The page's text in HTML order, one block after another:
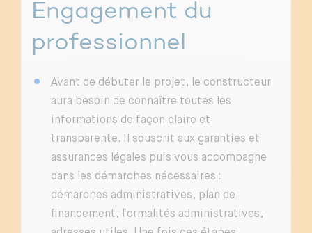
Engagement du
professionnel
Avant de débuter le projet, le constructeur
aura besoin de connaître toutes les
informations de façon claire et
transparente. Il souscrit aux garanties et
assurances légales puis vous accompagne
dans les démarches nécessaires :
démarches administratives, plan de
financement, formalités administratives,